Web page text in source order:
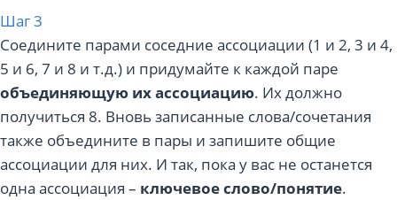
Шаг 3
Соедините парами соседние ассоциации (1 и 2, 3 и 4,
5 и 6, 7 и 8 и т.д.) и придумайте к каждой паре
объединяющую их ассоциацию. Их должно
получиться 8. Вновь записанные слова/сочетания
также объедините в пары и запишите общие
ассоциации для них. И так, пока у вас не останется
одна ассоциация – ключевое слово/понятие.